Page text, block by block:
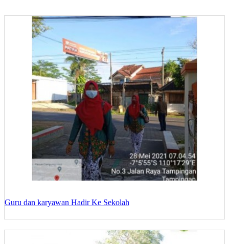
Guru dan karyawan Hadir Ke Sekolah